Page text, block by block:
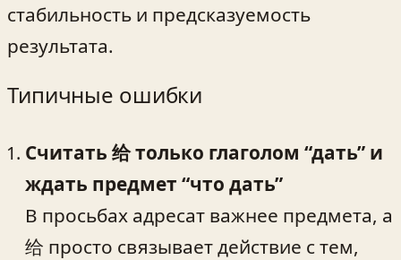
стабильность и предсказуемость
результата.
Типичные ошибки
Считать 给 только глаголом “дать” и
ждать предмет “что дать”
В просьбах адресат важнее предмета, а
给 просто связывает действие с тем,